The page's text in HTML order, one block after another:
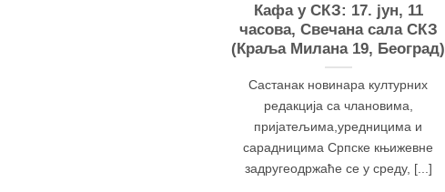
Кафа у СКЗ: 17. јун, 11
часова, Свечана сала СКЗ
(Краља Милана 19, Београд)
Састанак новинара културних
редакција са члановима,
пријатељима,уредницима и
сарадницима Српске књижевне
задругеодржаће се у среду, [...]